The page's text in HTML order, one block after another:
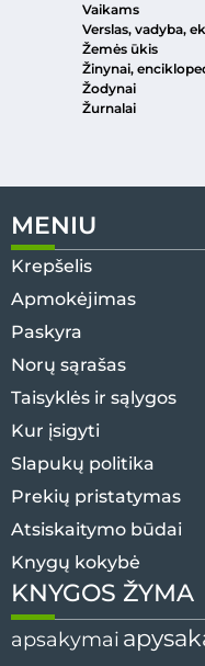
Vaikams
Verslas, vadyba,
Žemės ūkis
Žinynai,
Žodynai
Žurnalai
MENIU
Krepšelis
Apmokėjimas
Paskyra
Norų sąrašas
Taisyklės ir sąlygos
Kur įsigyti
Slapukų politika
Prekių pristatymas
Atsiskaitymo būdai
Knygų kokybė
KNYGOS ŽYMA
apsakymai